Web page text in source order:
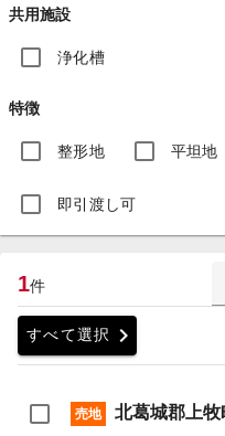
共用施設
浄化槽
特徴
整形地 平坦地
即引渡し可
1件
すべて選択 chevron_right
売地
北葛城郡上